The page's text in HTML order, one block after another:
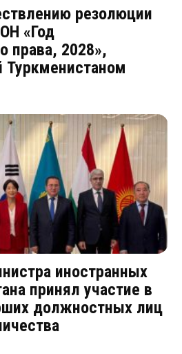
резолюции
«Год
права, 2028»,
Туркменистаном
иностранных
принял участие в
должностных лиц